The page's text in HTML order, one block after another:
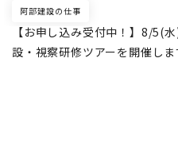
【お申し込み受付中！】8/5(
設・視察研修ツアーを開催しま
阿部建設の仕事